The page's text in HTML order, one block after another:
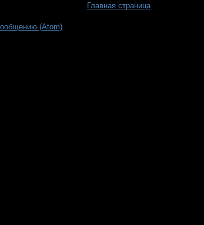
Главная страница
(Atom)